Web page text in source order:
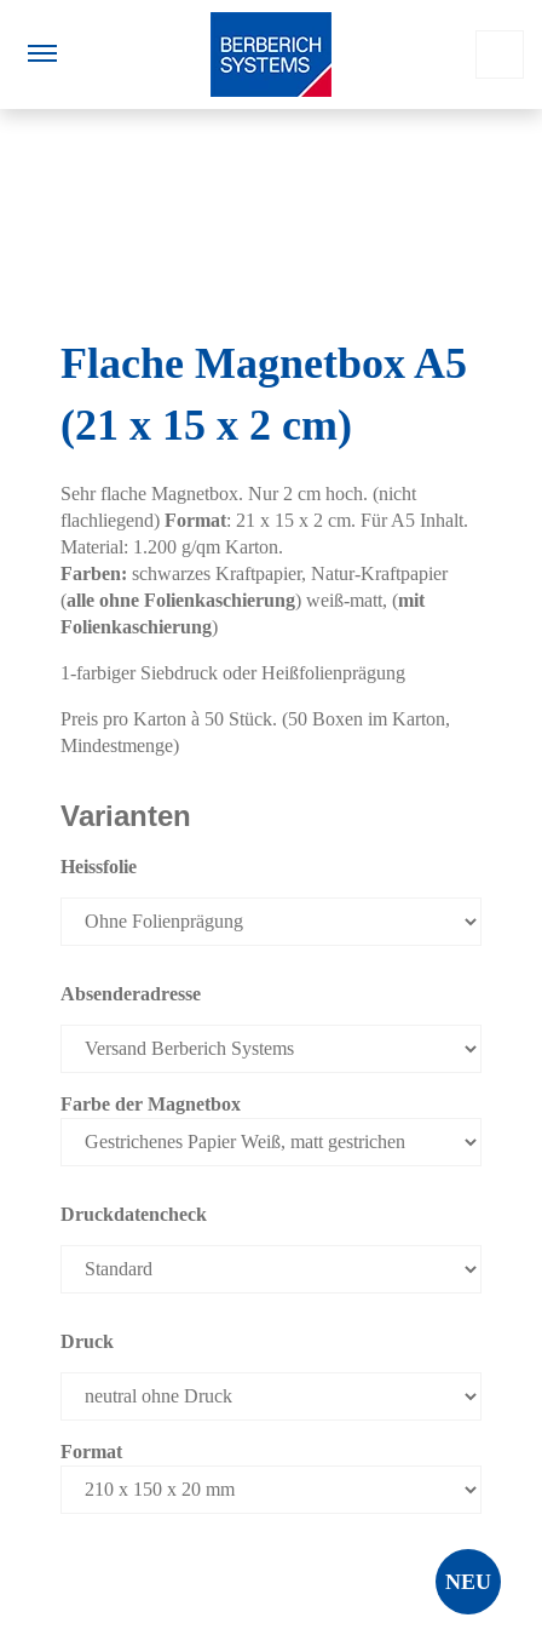
Flache Magnetbox A5
(21 x 15 x 2 cm)
Sehr flache Magnetbox. Nur 2 cm hoch. (nicht
flachliegend) Format: 21 x 15 x 2 cm. Für A5 Inhalt.
Material: 1.200 g/qm Karton.
Farben: schwarzes Kraftpapier, Natur-Kraftpapier
(alle ohne Folienkaschierung) weiß-matt, (mit
Folienkaschierung)
1-farbiger Siebdruck oder Heißfolienprägung
Preis pro Karton à 50 Stück. (50 Boxen im Karton,
Mindestmenge)
Varianten
Heissfolie
Absenderadresse
Farbe der Magnetbox
Druckdatencheck
Druck
Format
NEU